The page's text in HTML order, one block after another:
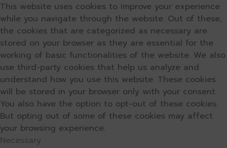
This website uses cookies to improve your experience
while you navigate through the website. Out of these,
the cookies that are categorized as necessary are
stored on your browser as they are essential for the
working of basic functionalities of the website. We also
use third-party cookies that help us analyze and
understand how you use this website. These cookies
will be stored in your browser only with your consent.
You also have the option to opt-out of these cookies.
But opting out of some of these cookies may affect
your browsing experience.
Necessary